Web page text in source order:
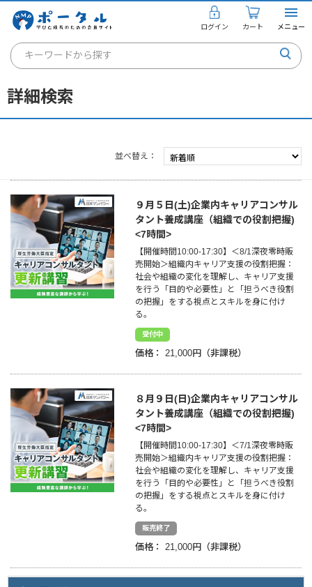
ログイン カート メニュー
キーワードから探す
通信講座
キャリアコンサルタント
お知らせ
ご利用ガイド
個人のお客様
閉じる
詳細検索
並べ替え
９月５日(土)企業内キャリアコンサル
タント養成講座（組織での役割把握)
<7時間>
【開催時間10:00-17:30】＜8/1深夜零時販
売開始＞組織内キャリア支援の役割把握：
社会や組織の変化を理解し、キャリア支援
を行う「目的や必要性」と「担うべき役割
の把握」をする視点とスキルを身に付け
る。
受付中
価格： 21,000円
８月９日(日)企業内キャリアコンサル
タント養成講座（組織での役割把握)
<7時間>
【開催時間10:00-17:30】＜7/1深夜零時販
売開始＞組織内キャリア支援の役割把握：
社会や組織の変化を理解し、キャリア支援
を行う「目的や必要性」と「担うべき役割
の把握」をする視点とスキルを身に付け
る。
販売終了
価格： 21,000円